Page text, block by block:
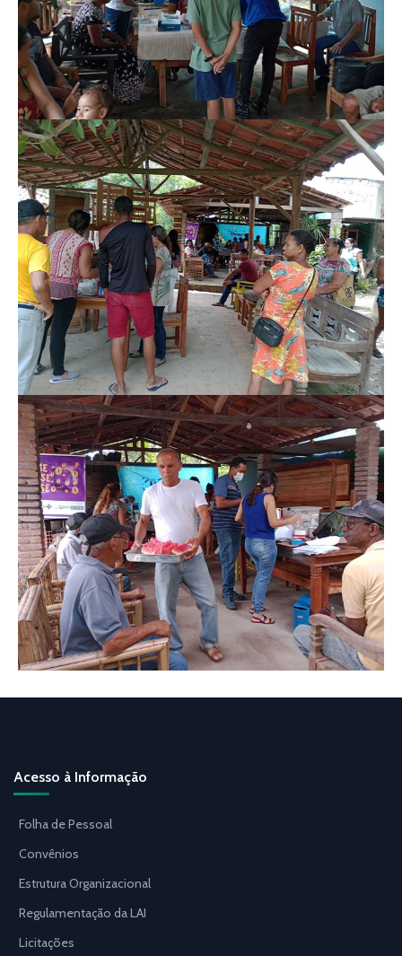
Acesso à Informação
Folha de Pessoal
Convênios
Estrutura Organizacional
Regulamentação da LAI
Licitações